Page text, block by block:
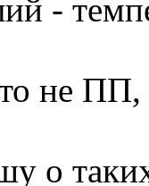
-
не ПП,
о